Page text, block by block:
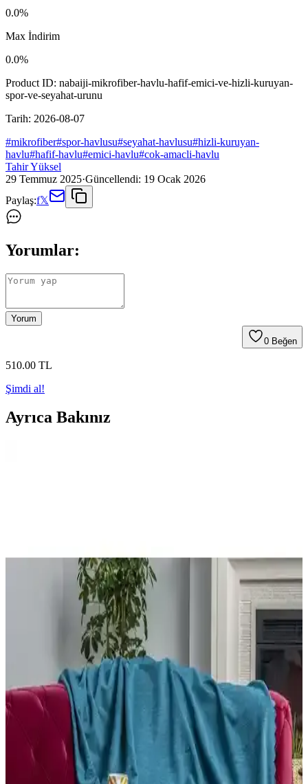
0.0%
Max İndirim
0.0%
Product ID: nabaiji-mikrofiber-havlu-hafif-emici-ve-hizli-kuruyan-
spor-ve-seyahat-urunu
Tarih: 2026-08-07
#mikrofiber#spor-havlusu#seyahat-havlusu#hizli-kuruyan-
havlu#hafif-havlu#emici-havlu#cok-amacli-havlu
Tahir Yüksel
29 Temmuz 2025·Güncellendi: 19 Ocak 2026
Paylaş:f𝕏
Yorumlar:
Yorum
0 Beğen
510.00 TL
Şimdi al!
Ayrıca Bakınız
Decathlon Nabaiji Mikrofiber ve Maisonette Marıs
Plaj Havlusu Karşılaştırması
İki popüler plaj havlusu Decathlon Nabaiji ve Maisonette Marıs'ı
detaylı karşılaştırıyoruz, hafiflik, kuruma süresi ve tasarım
özellikleriyle en iyi seçimi yapmanıza yardımcı oluyoruz.
Monnhein 2'li Banyo Paspası Takımı Güvenlik ve
Estetiği Bir Arada Sunar
Monnhein 2'li banyo paspası seti, kaymaz taban, su emici mikrofiber
yüzey ve canlı renkleriyle güvenli ve şık bir banyo deneyimi sunar.
Kolay yıkanabilir yapısıyla uzun ömürlü kullanım sağlar.
English Home Ditsy Pamuklu Çift Kişilik Nevresim
Seti Estetik ve Konfor Sunar